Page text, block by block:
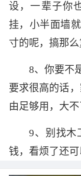
设，一辈子你
挂，小半面墙
寸的呢，搞那么
8、你要不
要求很高的话
由足够用，大不
9、别找木
钱，看烦了还可